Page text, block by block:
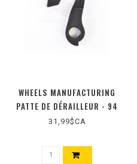
WHEELS MANUFACTURING
PATTE DE DÉRAILLEUR - 94
31,99$CA